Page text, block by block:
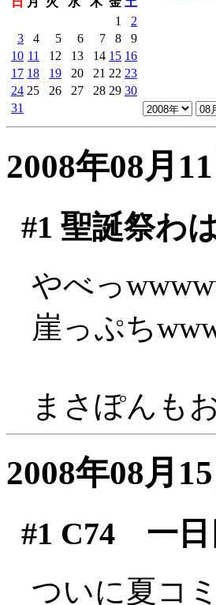
1
2
3
4 5 6 7 8
9
10 11 12 13 14 15 16
17 18 19 20 21 22 23
24 25 26 27 28 29 30
31
2008年08月
#1 聖誕祭わ
やべっ
崖っぷち
まさぽんも
2008年08月
#1 C74 一日
ついに夏コ